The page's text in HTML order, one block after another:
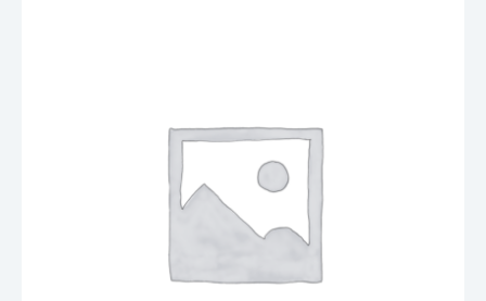
Underhållstips
Kontakt